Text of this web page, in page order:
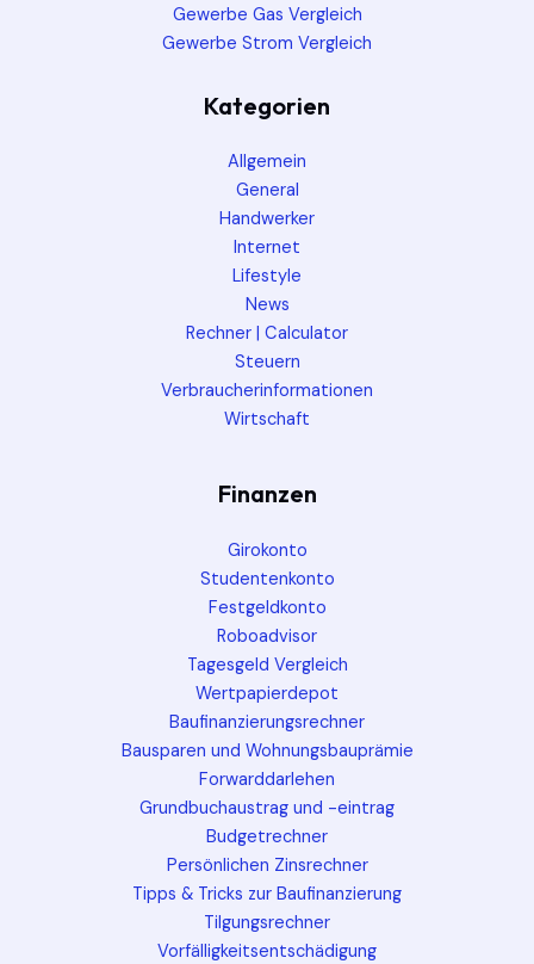
Gewerbe Gas Vergleich
Gewerbe Strom Vergleich
Kategorien
Allgemein
General
Handwerker
Internet
Lifestyle
News
Rechner | Calculator
Steuern
Verbraucherinformationen
Wirtschaft
Finanzen
Girokonto
Studentenkonto
Festgeldkonto
Roboadvisor
Tagesgeld Vergleich
Wertpapierdepot
Baufinanzierungsrechner
Bausparen und Wohnungsbauprämie
Forwarddarlehen
Grundbuchaustrag und -eintrag
Budgetrechner
Persönlichen Zinsrechner
Tipps & Tricks zur Baufinanzierung
Tilgungsrechner
Vorfälligkeitsentschädigung